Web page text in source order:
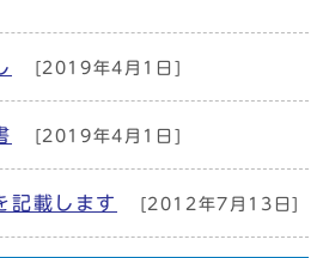
[2019年4月1日]
[2019年4月1日]
記載します [2012年7月13日]